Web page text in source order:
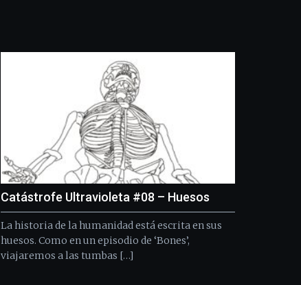
Catástrofe Ultravioleta #08 – Huesos
La historia de la humanidad está escrita en sus
huesos. Como en un episodio de ‘Bones’,
viajaremos a las tumbas […]